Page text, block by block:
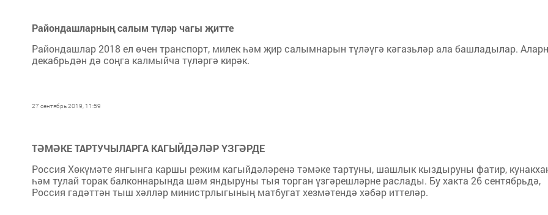
Райондашларның салым түләр чагы җитте
Райондашлар 2018 ел өчен транспорт, милек һәм җир салымнарын түләүгә кәгазьләр ала башладылар.
декабрьдән дә соңга калмыйча түләргә кирәк.
27 сентябрь 2019, 11:59
ТӘМӘКЕ ТАРТУЧЫЛАРГА КАГЫЙДӘЛӘР ҮЗГӘРДЕ
Россия Хөкүмәте янгынга каршы режим кагыйдәләренә тәмәке тартуны, шашлык кыздыруны фатир,
һәм тулай торак балконнарында шәм яндыруны тыя торган үзгәрешләрне раслады. Бу хакта 26 сентябрьдә,
Россия гадәттән тыш хәлләр министрлыгының матбугат хезмәтендә хәбәр иттеләр.